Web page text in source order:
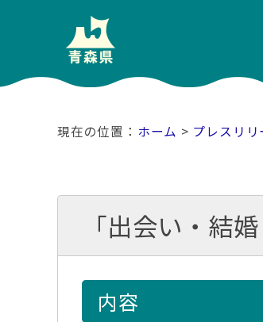
ホーム > プレスリリ
「出会い・結
内容